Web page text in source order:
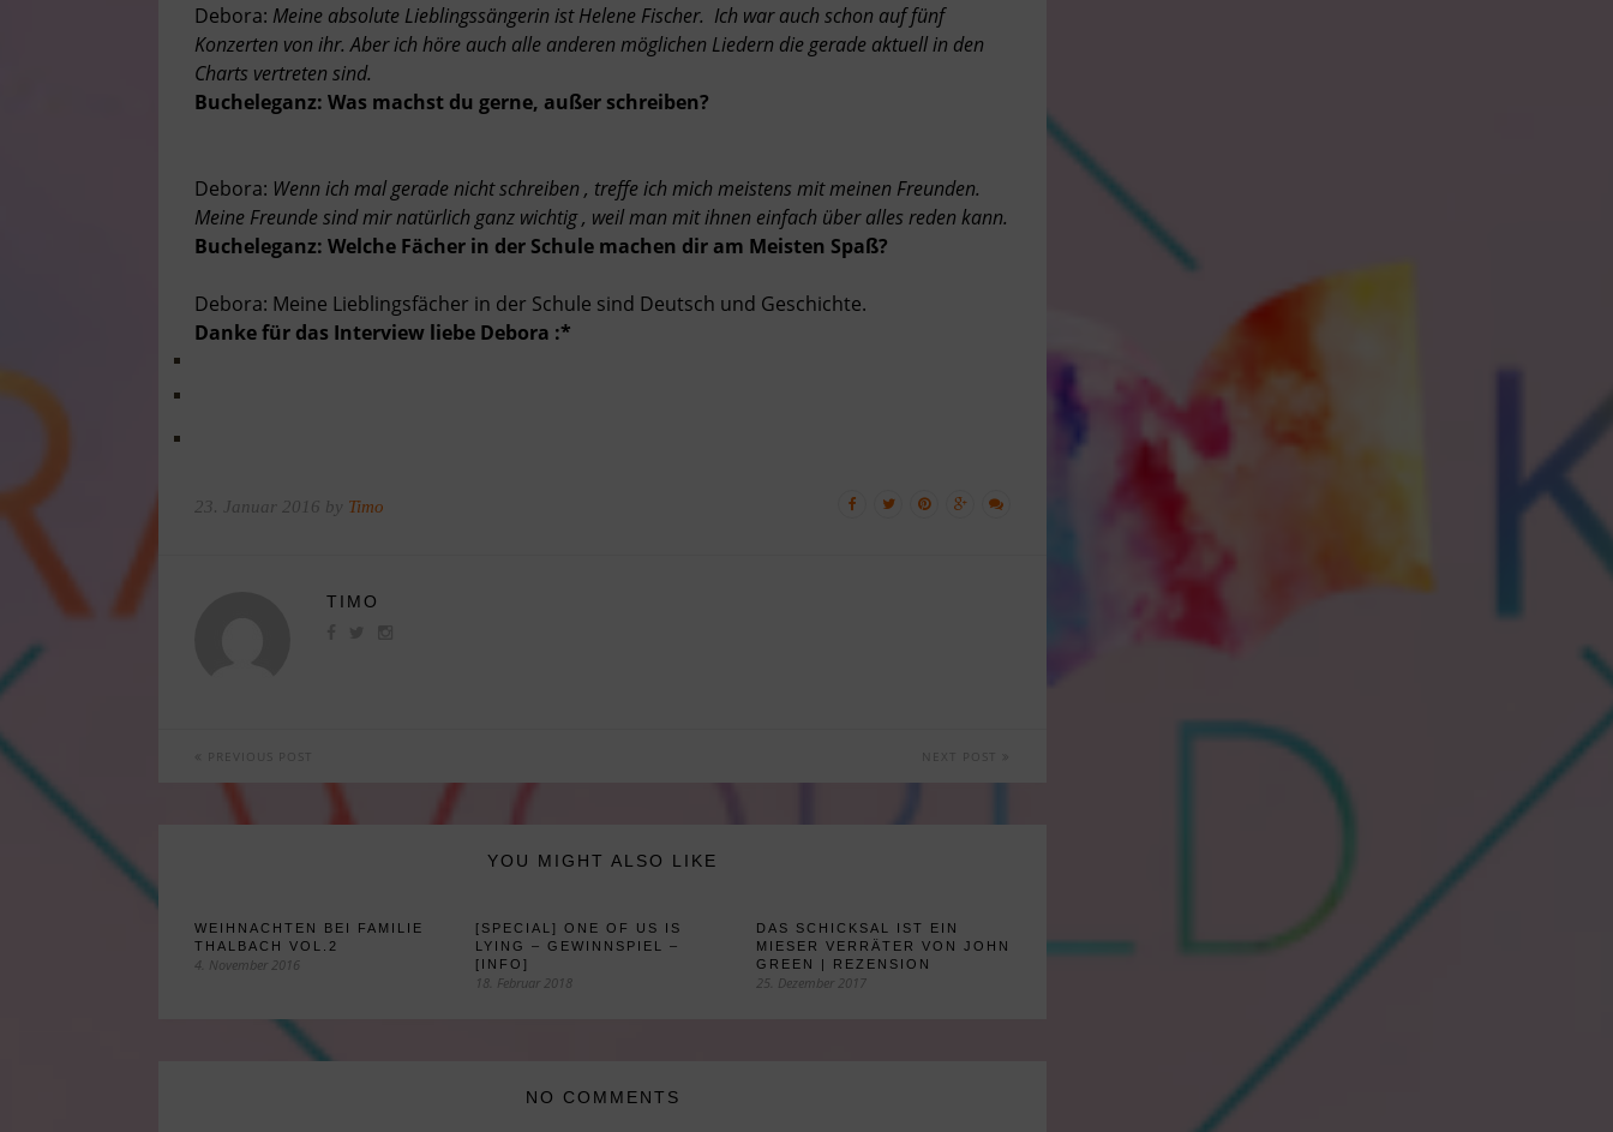
Debora: Meine absolute Lieblingssängerin ist Helene Fischer. Ich war auch schon auf fünf
Konzerten von ihr. Aber ich höre auch alle anderen möglichen Liedern die gerade aktuell in den
Charts vertreten sind.
Bucheleganz: Was machst du gerne, außer schreiben?
Debora: Wenn ich mal gerade nicht schreiben , treffe ich mich meistens mit meinen Freunden.
Meine Freunde sind mir natürlich ganz wichtig , weil man mit ihnen einfach über alles reden kann.
Bucheleganz: Welche Fächer in der Schule machen dir am Meisten Spaß?
Debora: Meine Lieblingsfächer in der Schule sind Deutsch und Geschichte.
Danke für das Interview liebe Debora :*
23. Januar 2016 by Timo
TIMO
PREVIOUS POST NEXT POST
YOU MIGHT ALSO LIKE
WEIHNACHTEN BEI FAMILIE
THALBACH VOL.2
4. November 2016
[SPECIAL] ONE OF US IS
LYING – GEWINNSPIEL –
[INFO]
18. Februar 2018
DAS SCHICKSAL IST EIN
MIESER VERRÄTER VON JOHN
GREEN | REZENSION
25. Dezember 2017
NO COMMENTS